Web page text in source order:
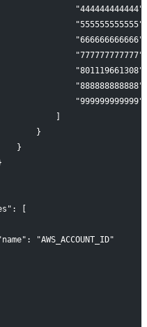
"999999999999"
]
}
}
[
"AWS_ACCOUNT_ID"